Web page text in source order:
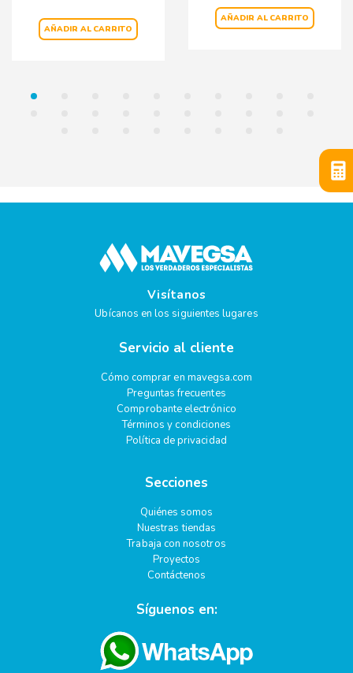
AÑADIR AL CARRITO
AÑADIR AL CARRITO
Visítanos
Ubícanos en los siguientes lugares
Servicio al cliente
Cómo comprar en mavegsa.com
Preguntas frecuentes
Comprobante electrónico
Términos y condiciones
Política de privacidad
Secciones
Quiénes somos
Nuestras tiendas
Trabaja con nosotros
Proyectos
Contáctenos
Síguenos en: